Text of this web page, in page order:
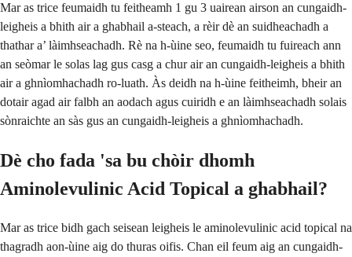
Mar as trice feumaidh tu feitheamh 1 gu 3 uairean airson an cungaidh-
leigheis a bhith air a ghabhail a-steach, a rèir dè an suidheachadh a
thathar a’ làimhseachadh. Rè na h-ùine seo, feumaidh tu fuireach ann
an seòmar le solas lag gus casg a chur air an cungaidh-leigheis a bhith
air a ghnìomhachadh ro-luath. Às deidh na h-ùine feitheimh, bheir an
dotair agad air falbh an aodach agus cuiridh e an làimhseachadh solais
sònraichte an sàs gus an cungaidh-leigheis a ghnìomhachadh.
Dè cho fada 'sa bu chòir dhomh
Aminolevulinic Acid Topical a ghabhail?
Mar as trice bidh gach seisean leigheis le aminolevulinic acid topical na
thagradh aon-ùine aig do thuras oifis. Chan eil feum aig an cungaidh-